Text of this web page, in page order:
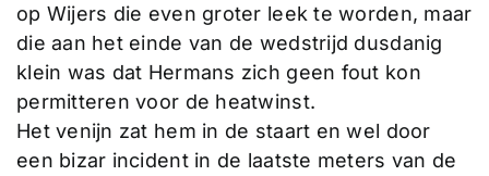
op Wijers die even groter leek te worden, maar
die aan het einde van de wedstrijd dusdanig
klein was dat Hermans zich geen fout kon
permitteren voor de heatwinst.
Het venijn zat hem in de staart en wel door
een bizar incident in de laatste meters van de